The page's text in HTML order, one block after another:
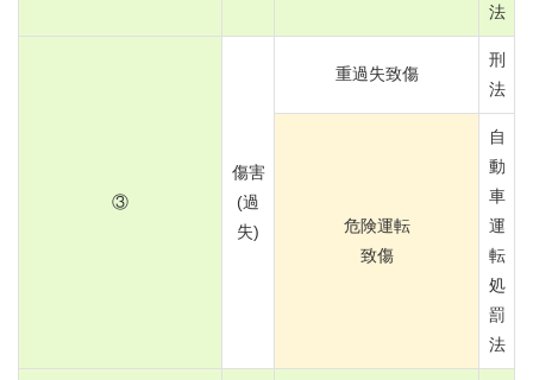
法
③
傷害
(過
失)
重過失致傷
刑
法
危険運転
致傷
自
動
車
運
転
処
罰
法